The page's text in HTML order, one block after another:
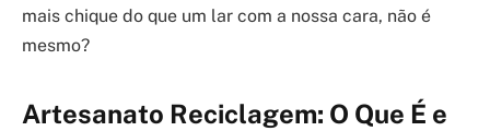
mais chique do que um lar com a nossa cara, não é
mesmo?
Artesanato Reciclagem: O Que É e